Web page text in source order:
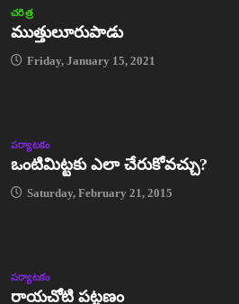
చరిత్ర
ముత్తులూరుపాడు
Friday, January 15, 2021
పర్యాటకం
ఒంటిమిట్టకు ఎలా చేరుకోవచ్చు?
Saturday, February 21, 2015
పర్యాటకం
రాయచోటి పట్టణం